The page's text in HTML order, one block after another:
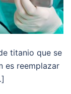
titanio que se
es reemplazar